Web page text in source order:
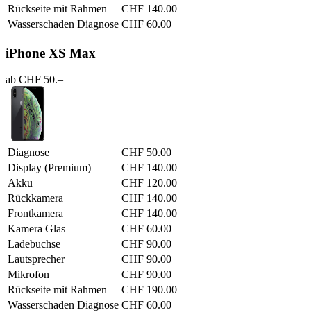
Rückseite mit Rahmen
CHF 140.00
Wasserschaden Diagnose CHF 60.00
iPhone XS Max
ab CHF 50.–
Diagnose
CHF 50.00
Display (Premium)
CHF 140.00
Akku
CHF 120.00
Rückkamera
CHF 140.00
Frontkamera
CHF 140.00
Kamera Glas
CHF 60.00
Ladebuchse
CHF 90.00
Lautsprecher
CHF 90.00
Mikrofon
CHF 90.00
Rückseite mit Rahmen
CHF 190.00
Wasserschaden Diagnose CHF 60.00